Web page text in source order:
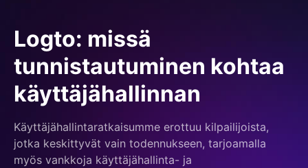
Logto: missä
tunnistautuminen kohtaa
käyttäjähallinnan
Käyttäjähallintaratkaisumme erottuu kilpailijoista,
jotka keskittyvät vain todennukseen, tarjoamalla
myös vankkoja käyttäjähallinta- ja